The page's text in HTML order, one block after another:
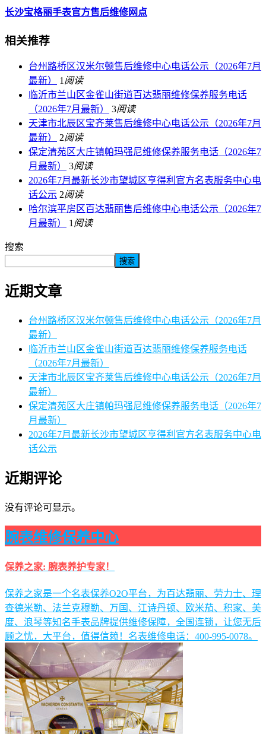
长沙宝格丽手表官方售后维修网点
相关推荐
台州路桥区汉米尔顿售后维修中心电话公示（2026年7月
最新）
1 阅读
临沂市兰山区金雀山街道百达翡丽维修保养服务电话
（2026年7月最新）
3阅读
天津市北辰区宝齐莱售后维修中心电话公示（2026年7月
最新）
2阅读
保定清苑区大庄镇帕玛强尼维修保养服务电话（2026年7
月最新）
3阅读
2026年7月最新长沙市望城区亨得利官方名表服务中心电
话公示 2阅读
哈尔滨平房区百达翡丽售后维修中心电话公示（2026年7
月最新）
1 阅读
搜索
搜索
近期文章
台州路桥区汉米尔顿售后维修中心电话公示（2026年7月
最新）
临沂市兰山区金雀山街道百达翡丽维修保养服务电话
（2026年7月最新）
天津市北辰区宝齐莱售后维修中心电话公示（2026年7月
最新）
保定清苑区大庄镇帕玛强尼维修保养服务电话（2026年7
月最新）
2026年7月最新长沙市望城区亨得利官方名表服务中心电
话公示
近期评论
没有评论可显示。
腕表维修保养中心
保养之家: 腕表养护专家！
保养之家是一个名表保养O2O平台，为百达翡丽、劳力士、理
查德米勒、法兰克穆勒、万国、江诗丹顿、欧米茄、积家、美
度、浪琴等知名手表品牌提供维修保障，全国连锁，让您无后
顾之忧，大平台，值得信赖！名表维修电话：400-995-0078。